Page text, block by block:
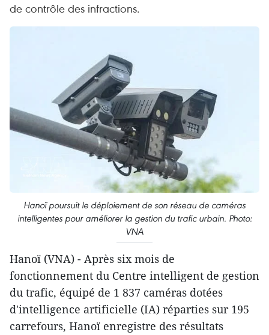
de contrôle des infractions.
Hanoï poursuit le déploiement de son réseau de caméras
intelligentes pour améliorer la gestion du trafic urbain. Photo:
VNA
Hanoï (VNA) - Après six mois de
fonctionnement du Centre intelligent de gestion
du trafic, équipé de 1 837 caméras dotées
d'intelligence artificielle (IA) réparties sur 195
carrefours, Hanoï enregistre des résultats